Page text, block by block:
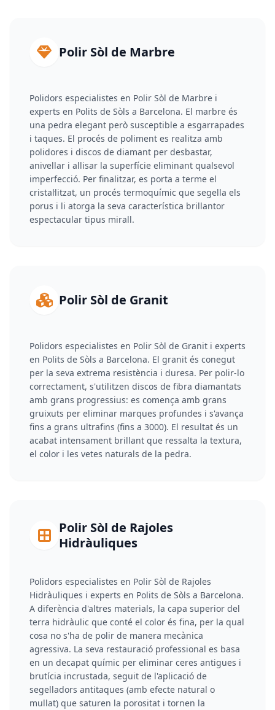
Polir Sòl de Marbre
Polidors especialistes en Polir Sòl de Marbre i
experts en Polits de Sòls a Barcelona. El marbre és
una pedra elegant però susceptible a esgarrapades
i taques. El procés de poliment es realitza amb
polidores i discos de diamant per desbastar,
anivellar i allisar la superfície eliminant qualsevol
imperfecció. Per finalitzar, es porta a terme el
cristal·litzat, un procés termoquímic que segella els
porus i li atorga la seva característica brillantor
espectacular tipus mirall.
Polir Sòl de Granit
Polidors especialistes en Polir Sòl de Granit i experts
en Polits de Sòls a Barcelona. El granit és conegut
per la seva extrema resistència i duresa. Per polir-lo
correctament, s'utilitzen discos de fibra diamantats
amb grans progressius: es comença amb grans
gruixuts per eliminar marques profundes i s'avança
fins a grans ultrafins (fins a 3000). El resultat és un
acabat intensament brillant que ressalta la textura,
el color i les vetes naturals de la pedra.
Polir Sòl de Rajoles
Hidràuliques
Polidors especialistes en Polir Sòl de Rajoles
Hidràuliques i experts en Polits de Sòls a Barcelona.
A diferència d'altres materials, la capa superior del
terra hidràulic que conté el color és fina, per la qual
cosa no s'ha de polir de manera mecànica
agressiva. La seva restauració professional es basa
en un decapat químic per eliminar ceres antigues i
brutícia incrustada, seguit de l'aplicació de
segelladors antitaques (amb efecte natural o
mullat) que saturen la porositat i tornen la